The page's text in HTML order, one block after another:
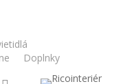
Doplnky